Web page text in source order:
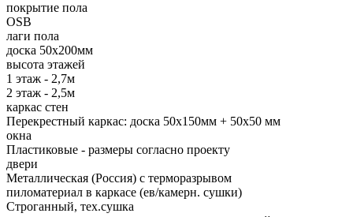
покрытие пола
OSB
лаги пола
доска 50х200мм
высота этажей
1 этаж - 2,7м
2 этаж - 2,5м
каркас стен
Перекрестный каркас: доска 50х150мм + 50х50 мм
окна
Пластиковые - размеры согласно проекту
двери
Металлическая (Россия) с терморазрывом
пиломатериал в каркасе (ев/камерн. сушки)
Строганный, тех.сушка